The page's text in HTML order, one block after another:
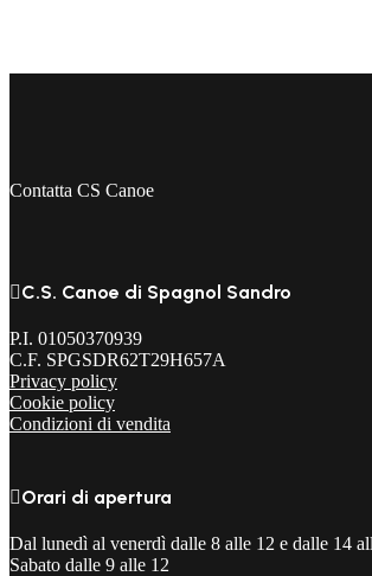
Contatta CS Canoe
C.S. Canoe di Spagnol Sandro
P.I. 01050370939
C.F. SPGSDR62T29H657A
Privacy policy
Cookie policy
Condizioni di vendita
Orari di apertura
Dal lunedì al venerdì dalle 8 alle 12 e dalle 14
Sabato dalle 9 alle 12